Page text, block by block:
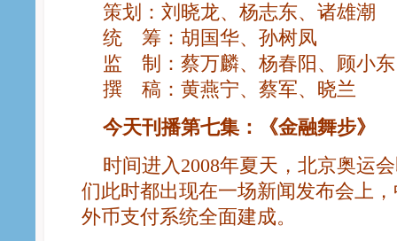
策划：刘晓龙、杨志东、诸雄潮
统 筹：胡国华、孙树凤
监 制：蔡万麟、杨春阳、顾小东
撰 稿：黄燕宁、蔡军、晓兰
今天刊播第七集：《金融舞步》
时间进入2008年夏天，北京奥运
们此时都出现在一场新闻发布会上
外币支付系统全面建成。